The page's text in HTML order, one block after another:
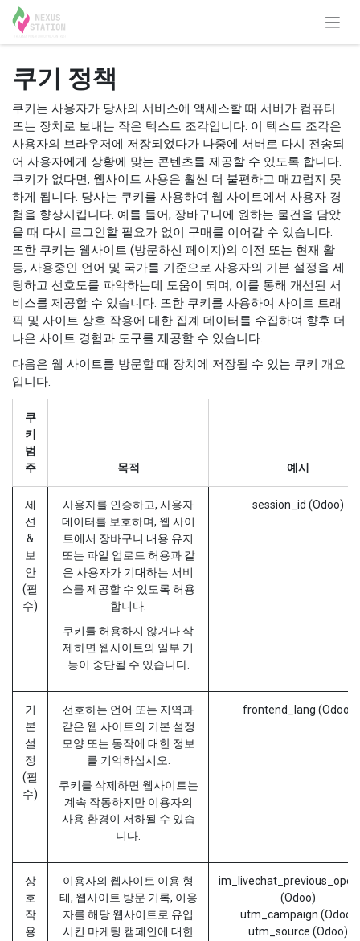
콘텐츠로 건너뛰기
쿠기 정책
쿠키는 사용자가 당사의 서비스에 액세스할 때 서버가 컴퓨터
또는 장치로 보내는 작은 텍스트 조각입니다. 이 텍스트 조각은
사용자의 브라우저에 저장되었다가 나중에 서버로 다시 전송되
어 사용자에게 상황에 맞는 콘텐츠를 제공할 수 있도록 합니다.
쿠키가 없다면, 웹사이트 사용은 훨씬 더 불편하고 매끄럽지 못
하게 됩니다. 당사는 쿠키를 사용하여 웹 사이트에서 사용자 경
험을 향상시킵니다. 예를 들어, 장바구니에 원하는 물건을 담았
을 때 다시 로그인할 필요가 없이 구매를 이어갈 수 있습니다.
또한 쿠키는 웹사이트 (방문하신 페이지)의 이전 또는 현재 활
동, 사용중인 언어 및 국가를 기준으로 사용자의 기본 설정을 세
팅하고 선호도를 파악하는데 도움이 되며, 이를 통해 개선된 서
비스를 제공할 수 있습니다. 또한 쿠키를 사용하여 사이트 트래
픽 및 사이트 상호 작용에 대한 집계 데이터를 수집하여 향후 더
나은 사이트 경험과 도구를 제공할 수 있습니다.
다음은 웹 사이트를 방문할 때 장치에 저장될 수 있는 쿠키 개요
입니다.
쿠
키
범
주
목적 예시
세
션
&
보
안
(필
수)
사용자를 인증하고, 사용자
데이터를 보호하며, 웹 사이
트에서 장바구니 내용 유지
또는 파일 업로드 허용과 같
은 사용자가 기대하는 서비
스를 제공할 수 있도록 허용
합니다.
쿠키를 허용하지 않거나 삭
제하면 웹사이트의 일부 기
능이 중단될 수 있습니다.
session_id (Odoo)
기
본
설
정
(필
수)
선호하는 언어 또는 지역과
같은 웹 사이트의 기본 설정
모양 또는 동작에 대한 정보
를 기억하십시오.
쿠키를 삭제하면 웹사이트는
계속 작동하지만 이용자의
사용 환경이 저하될 수 있습
니다.
frontend_lang (Odoo)
상
호
작
용
이용자의 웹사이트 이용 형
태, 웹사이트 방문 기록, 이용
자를 해당 웹사이트로 유입
시킨 마케팅 캠페인에 대한
(Odoo)
utm_campaign (Odoo)
utm_source (Odoo)